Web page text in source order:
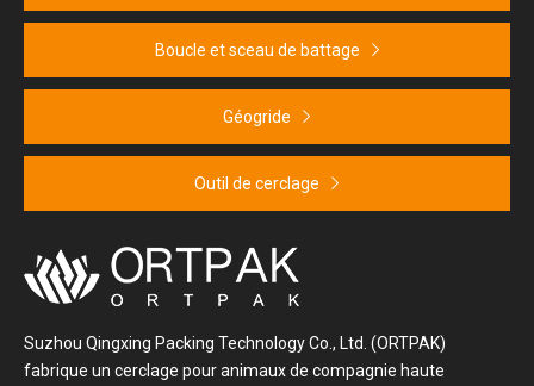
Boucle et sceau de battage
Géogride
Outil de cerclage
Suzhou Qingxing Packing Technology Co., Ltd. (ORTPAK)
fabrique un cerclage pour animaux de compagnie haute